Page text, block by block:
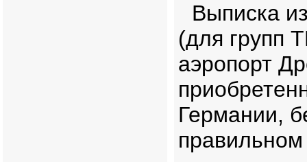
Выписка
(для групп
аэропорт
Германии,